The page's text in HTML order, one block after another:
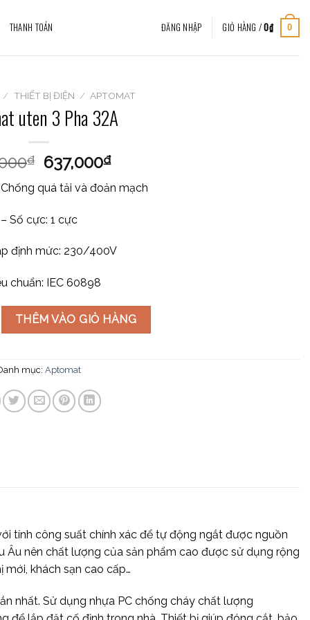
THANH TOÁN ĐĂNG NHẬP GIỎ HÀNG /0₫ 0
/ THIẾT BỊ ĐIỆN / APTOMAT
uten 3 Pha 32A
₫ 637,000₫
quá tải và đoản mạch
– Số cực: 1 cực
định mức: 230/400V
chuẩn: IEC 60898
32A số lượng
THÊM VÀO GIỎ HÀNG
mục: Aptomat
tính công suất chính xác để tự động ngắt được nguồn
Âu nên chất lượng của sản phẩm cao được sử dụng rộng
khách sạn cao cấp…
nhất. Sử dụng nhựa PC chống cháy chất lượng